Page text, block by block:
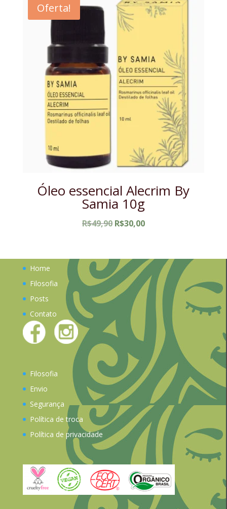
Oferta!
Óleo essencial Alecrim By
Samia 10g
R$49,90 O
era:
R$49,90.
R$30,00O
é:
R$30,00.
Home
Filosofia
Posts
Contato
Filosofia
Envio
Segurança
Política de troca
Política de privacidade